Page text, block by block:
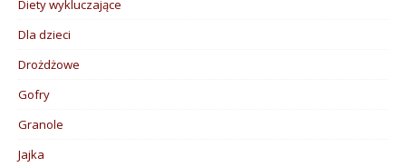
Diety wykluczające
Dla dzieci
Drożdżowe
Gofry
Granole
Jajka